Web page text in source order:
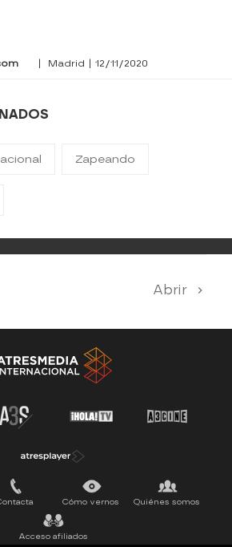
| Madrid | 12/11/2020
Zapeando
Abrir
El Hormiguero
Pasapalabra
Cómo vernos Quiénes somos
Acceso afiliados